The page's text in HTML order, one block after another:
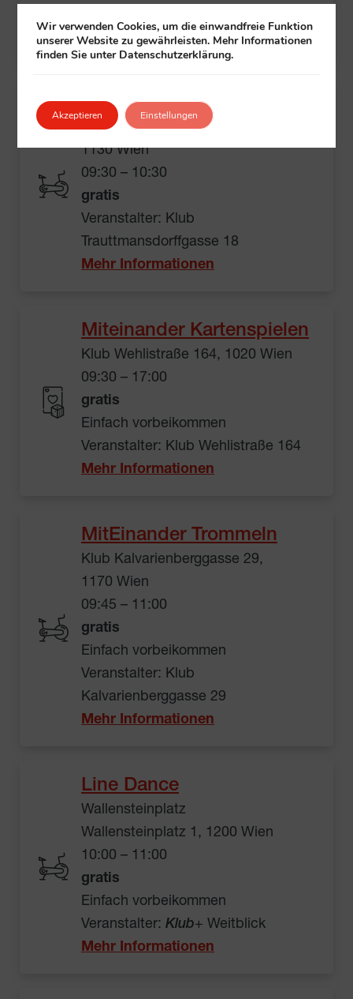
Mehr Informationen
Yoga im Sitzen
Klub Trauttmansdorffgasse 18,
1130 Wien
09:30 – 10:30
gratis
Veranstalter: Klub
Trauttmansdorffgasse 18
Mehr Informationen
Miteinander Kartenspielen
Klub Wehlistraße 164, 1020 Wien
09:30 – 17:00
gratis
Einfach vorbeikommen
Veranstalter: Klub Wehlistraße 164
Mehr Informationen
MitEinander Trommeln
Klub Kalvarienberggasse 29,
1170 Wien
09:45 – 11:00
gratis
Einfach vorbeikommen
Veranstalter: Klub
Kalvarienberggasse 29
Mehr Informationen
Line Dance
Wallensteinplatz
Wallensteinplatz 1, 1200 Wien
10:00 – 11:00
gratis
Einfach vorbeikommen
Veranstalter: Klub+ Weitblick
Mehr Informationen
Wir verwenden Cookies, um die einwandfreie Funktion
unserer Website zu gewährleisten. Mehr Informationen
finden Sie unter Datenschutzerklärung.
Akzeptieren Einstellungen